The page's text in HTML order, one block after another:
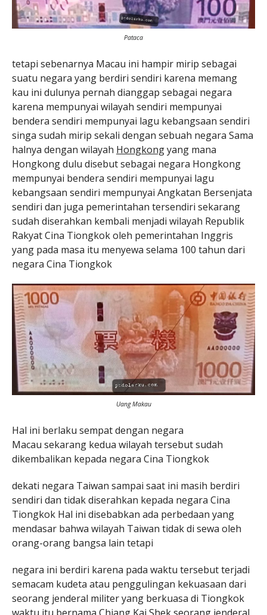
Pataca
tetapi sebenarnya Macau ini hampir mirip sebagai
suatu negara yang berdiri sendiri karena memang
kau ini dulunya pernah dianggap sebagai negara
karena mempunyai wilayah sendiri mempunyai
bendera sendiri mempunyai lagu kebangsaan sendiri
singa sudah mirip sekali dengan sebuah negara Sama
halnya dengan wilayah Hongkongyang mana
Hongkong dulu disebut sebagai negara Hongkong
mempunyai bendera sendiri mempunyai lagu
kebangsaan sendiri mempunyai Angkatan Bersenjata
sendiri dan juga pemerintahan tersendiri sekarang
sudah diserahkan kembali menjadi wilayah Republik
Rakyat Cina Tiongkok oleh pemerintahan Inggris
yang pada masa itu menyewa selama 100 tahun dari
negara Cina Tiongkok
Uang Makau
Hal ini berlaku sempat dengan negara
Macau sekarang kedua wilayah tersebut sudah
dikembalikan kepada negara Cina Tiongkok
dekati negara Taiwan sampai saat ini masih berdiri
sendiri dan tidak diserahkan kepada negara Cina
Tiongkok Hal ini disebabkan ada perbedaan yang
mendasar bahwa wilayah Taiwan tidak di sewa oleh
orang-orang bangsa lain tetapi
negara ini berdiri karena pada waktu tersebut terjadi
semacam kudeta atau penggulingan kekuasaan dari
seorang jenderal militer yang berkuasa di Tiongkok
waktu itu bernama Chiang Kai Shek seorang jenderal